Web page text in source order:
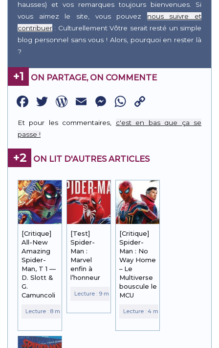
hausses) et vos remarques toujours bienvenues. Si
vous aimez le site, vous pouvez nous suivre et
contribuer : Culturellement Vôtre serait resté un simple
blog personnel sans vous ! Alors, pourquoi en rester là
?
+1 ON PARTAGE, ON COMMENTE
Facebook
Twitter
WordPress
EmailMessenger
WhatsApp
Link
Et pour les commentaires, c'est en bas que ça se
passe !
+2 ON LIT D'AUTRES ARTICLES
[Critique]
All-New
Amazing
Spider-
Man, T 1 —
D. Slott &
G.
Camuncoli
[Test]
Spider-
Man :
Marvel
enfin à
l’honneur
[Critique]
Spider-
Man : No
Way Home
– Le
Multiverse
bouscule le
MCU